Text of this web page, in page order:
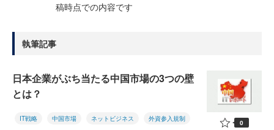
稿時点での内容です
執筆記事
日本企業がぶち当たる中国市場の3つの壁
とは？
IT戦略 中国市場 ネットビジネス 外資参入規制 0